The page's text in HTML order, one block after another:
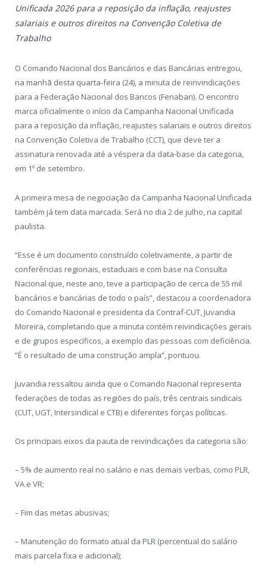
Unificada 2026 para a reposição da inflação, reajustes
salariais e outros direitos na Convenção Coletiva de
Trabalho
O Comando Nacional dos Bancários e das Bancárias entregou,
na manhã desta quarta-feira (24), a minuta de reinvindicações
para a Federação Nacional dos Bancos (Fenaban). O encontro
marca oficialmente o início da Campanha Nacional Unificada
para a reposição da inflação, reajustes salariais e outros direitos
na Convenção Coletiva de Trabalho (CCT), que deve ter a
assinatura renovada até a véspera da data-base da categoria,
em 1º de setembro.
A primeira mesa de negociação da Campanha Nacional Unificada
também já tem data marcada. Será no dia 2 de julho, na capital
paulista.
“Esse é um documento construído coletivamente, a partir de
conferências regionais, estaduais e com base na Consulta
Nacional que, neste ano, teve a participação de cerca de 55 mil
bancários e bancárias de todo o país”, destacou a coordenadora
do Comando Nacional e presidenta da Contraf-CUT, Juvandia
Moreira, completando que a minuta contém reivindicações gerais
e de grupos específicos, a exemplo das pessoas com deficiência.
“É o resultado de uma construção ampla”, pontuou.
Juvandia ressaltou ainda que o Comando Nacional representa
federações de todas as regiões do país, três centrais sindicais
(CUT, UGT, Intersindical e CTB) e diferentes forças políticas.
Os principais eixos da pauta de reivindicações da categoria são:
– 5% de aumento real no salário e nas demais verbas, como PLR,
VA e VR;
– Fim das metas abusivas;
– Manutenção do formato atual da PLR (percentual do salário
mais parcela fixa e adicional);